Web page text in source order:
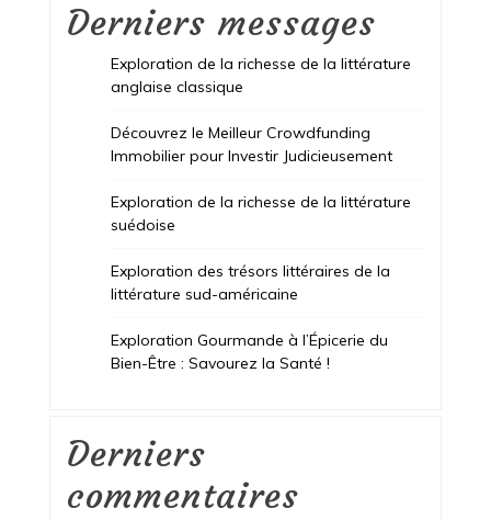
Derniers messages
Exploration de la richesse de la littérature
anglaise classique
Découvrez le Meilleur Crowdfunding
Immobilier pour Investir Judicieusement
Exploration de la richesse de la littérature
suédoise
Exploration des trésors littéraires de la
littérature sud-américaine
Exploration Gourmande à l’Épicerie du
Bien-Être : Savourez la Santé !
Derniers
commentaires